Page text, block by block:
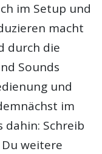
im Setup und
macht
durch die
Sounds
und
im
dahin: Schreib
weitere